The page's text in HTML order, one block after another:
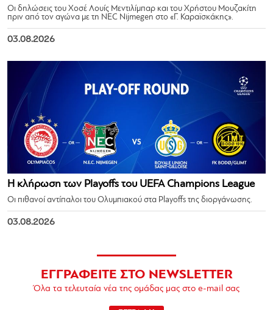
Οι δηλώσεις του Χοσέ Λουίς Μεντιλίμπαρ και του Χρήστου Μουζακίτη
πριν από τον αγώνα με τη NEC Nijmegen στο «Γ. Καραϊσκάκης».
03.08.2026
Η κλήρωση των Playoffs του UEFA Champions League
Οι πιθανοί αντίπαλοι του Ολυμπιακού στα Playoffs της διοργάνωσης.
03.08.2026
ΕΓΓΡΑΦΕΙΤΕ ΣΤΟ NEWSLETTER
Όλα τα τελευταία νέα της ομάδας μας στο e-mail σας